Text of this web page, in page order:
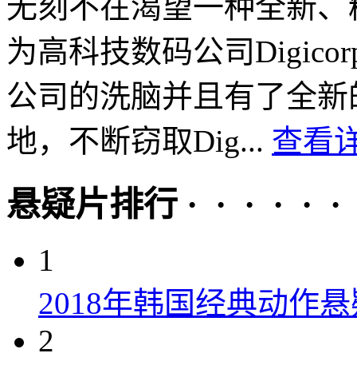
为高科技数码公司
公司的洗脑并且有了全
地，不断窃取Dig... 查看
悬疑片排行 · · · · · ·
1
2018年韩国经典动作
2